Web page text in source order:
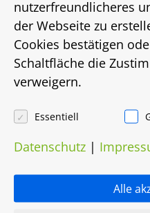
Energiebedarf in Kwh/
177,8
Energieträger
Gas
nutzerfreundlicheres
der Webseite zu
Cookies bestätigen
Schaltfläche die
verweigern.
Essentiell
Datenschutz |
Alle